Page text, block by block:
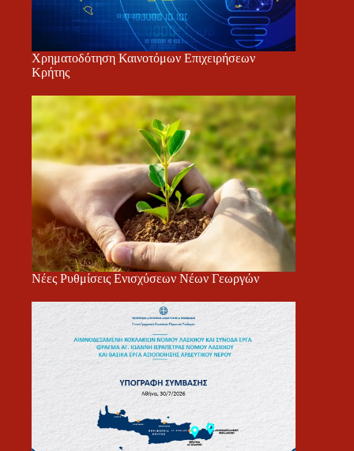
Χρηματοδότηση Καινοτόμων Επιχειρήσεων
Κρήτης
Νέες Ρυθμίσεις Ενισχύσεων Νέων Γεωργών